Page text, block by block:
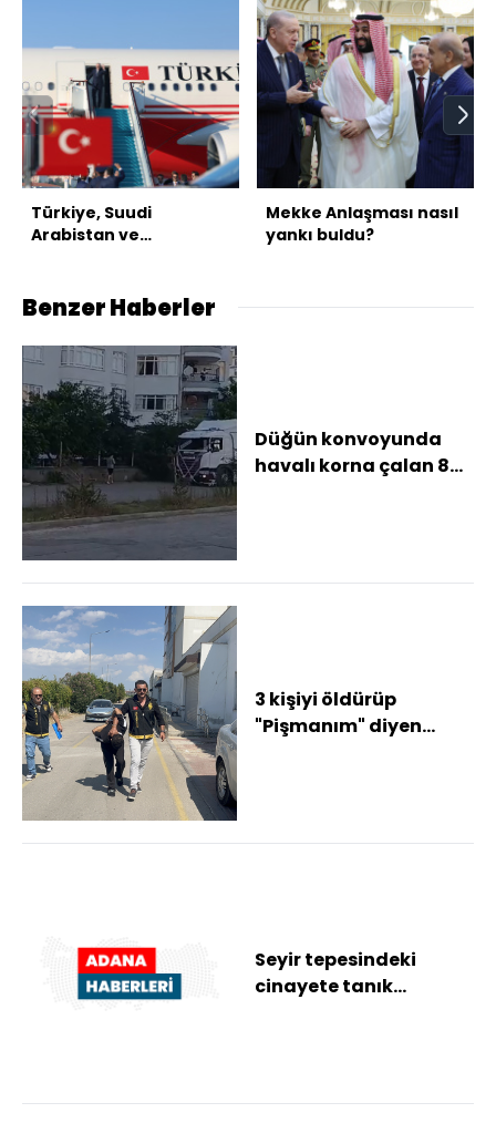
Türkiye, Suudi
Arabistan ve
Mekke Anlaşması nasıl
yankı buldu?
Benzer Haberler
Düğün konvoyunda
havalı korna çalan 8
3 kişiyi öldürüp
"Pişmanım" diyen
Seyir tepesindeki
cinayete tanık